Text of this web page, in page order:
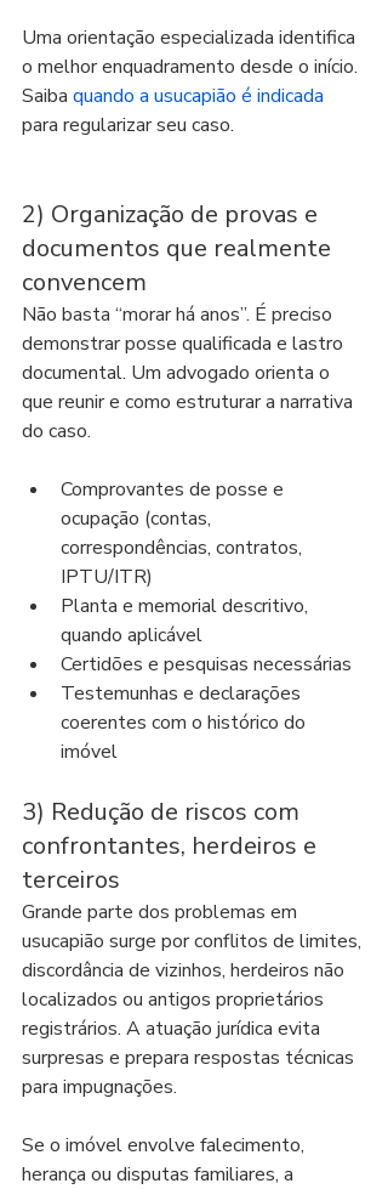
Uma orientação especializada identifica
o melhor enquadramento desde o início.
Saiba quando a usucapião é indicada
para regularizar seu caso.
2) Organização de provas e
documentos que realmente
convencem
Não basta “morar há anos”. É preciso
demonstrar posse qualificada e lastro
documental. Um advogado orienta o
que reunir e como estruturar a narrativa
do caso.
Comprovantes de posse e
ocupação (contas,
correspondências, contratos,
IPTU/ITR)
Planta e memorial descritivo,
quando aplicável
Certidões e pesquisas necessárias
Testemunhas e declarações
coerentes com o histórico do
imóvel
3) Redução de riscos com
confrontantes, herdeiros e
terceiros
Grande parte dos problemas em
usucapião surge por conflitos de limites,
discordância de vizinhos, herdeiros não
localizados ou antigos proprietários
registrários. A atuação jurídica evita
surpresas e prepara respostas técnicas
para impugnações.
Se o imóvel envolve falecimento,
herança ou disputas familiares, a